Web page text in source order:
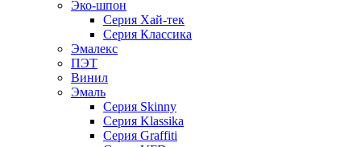
Эко-шпон
Серия Хай-тек
Серия Классика
Эмалекс
ПЭТ
Винил
Эмаль
Серия Skinny
Серия Klassika
Серия Graffiti